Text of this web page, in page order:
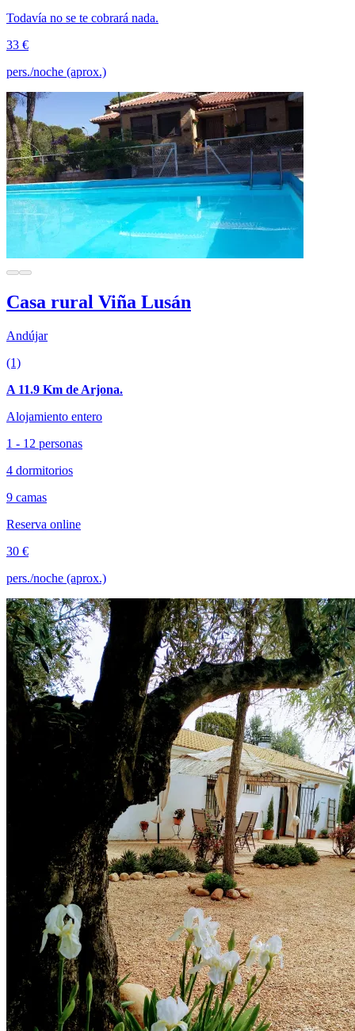
Todavía no se te cobrará nada.
33 €
pers./noche (aprox.)
Casa rural Viña Lusán
Andújar
(1)
A 11.9 Km de Arjona.
Alojamiento entero
1 - 12 personas
4 dormitorios
9 camas
Reserva online
30 €
pers./noche (aprox.)